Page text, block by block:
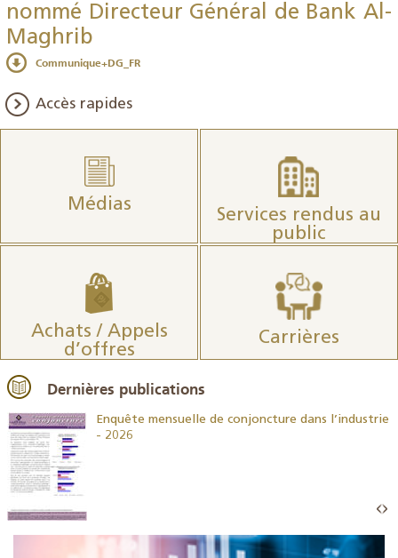
nommé Directeur Général de Bank Al-
Maghrib
Communique+DG_FR
Accès rapides
Médias
Services rendus au
public
Achats / Appels
d’offres
Carrières
Dernières publications
Enquête mensuelle de conjoncture dans l’industrie
- 2026